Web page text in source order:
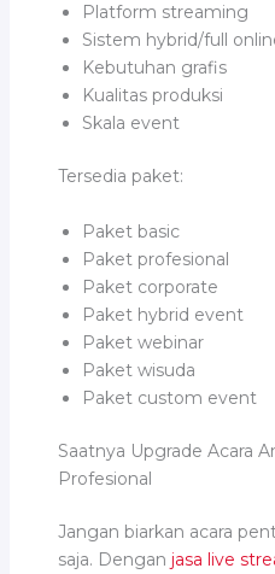
Platform streaming
Sistem hybrid/full
Kebutuhan grafis
Kualitas produksi
Skala event
Tersedia paket:
Paket basic
Paket profesional
Paket corporate
Paket hybrid event
Paket webinar
Paket wisuda
Paket custom event
Saatnya Upgrade Acara
Profesional
Jangan biarkan acara
saja. Dengan jasa live